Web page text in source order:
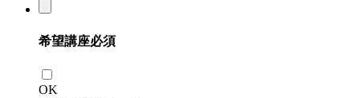
希望講座必須
OK